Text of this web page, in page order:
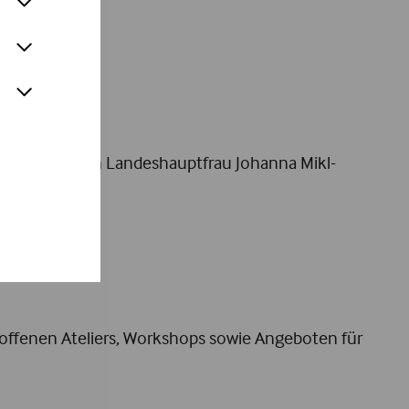
von Landeshauptfrau Johanna Mikl-
Ateliers, Workshops sowie Angeboten für